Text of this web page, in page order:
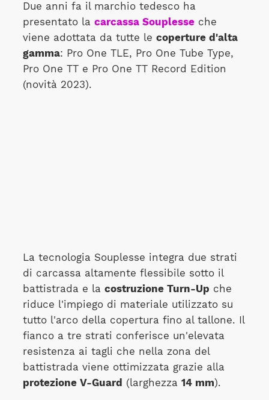
Due anni fa il marchio tedesco ha
presentato la carcassa Souplesseche
viene adottata da tutte le coperture d'alta
gamma: Pro One TLE, Pro One Tube Type,
Pro One TT e Pro One TT Record Edition
(novità 2023).
La tecnologia Souplesse integra due strati
di carcassa altamente flessibile sotto il
battistrada e la costruzione Turn-Up che
riduce l'impiego di materiale utilizzato su
tutto l'arco della copertura fino al tallone. Il
fianco a tre strati conferisce un'elevata
resistenza ai tagli che nella zona del
battistrada viene ottimizzata grazie alla
protezione V-Guard (larghezza 14 mm).